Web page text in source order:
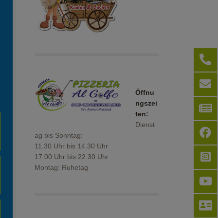
Öffnu
ngszei
ten:
Dienst
ag bis Sonntag:
11.30 Uhr bis 14.30 Uhr
17.00 Uhr bis 22.30 Uhr
Montag: Ruhetag